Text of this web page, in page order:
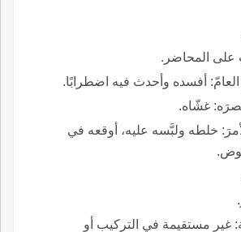
المحاضر.
أفسده وأحدث فيه اضطرابًا.
غشّاه.
خلطه ولبَّسه عليه، أوقعه في
غير مستقيمة في التركيب أو